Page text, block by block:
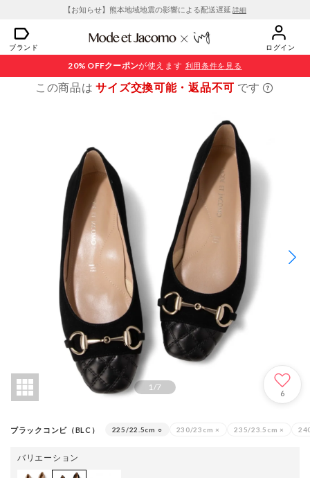
【お知らせ】熊本地域地震の影響による配送遅延 詳細
ブランド ログイン
20% OFFクーポンが使えます 利用条件を見る
この商品はサイズ交換可能・返品不可 です
1/7
6
ブラックコンビ（BLC） 225/22.5cm ○ 230/23cm × 235/23.5cm ×
バリエーション